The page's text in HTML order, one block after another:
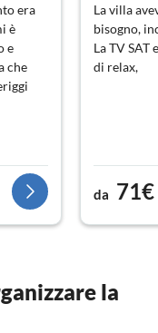
era
è
e
che
La villa
bisogno,
La TV
di relax,
da 71€
la